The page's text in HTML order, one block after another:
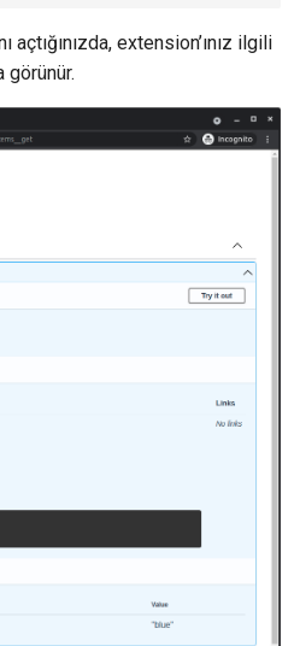
açtığınızda, extension’ınız ilgili
görünür.